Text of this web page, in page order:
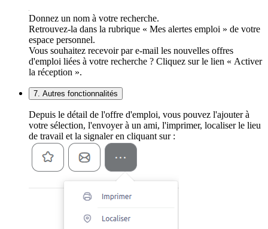
Donnez un nom à votre recherche.
Retrouvez-la dans la rubrique « Mes alertes emploi » de votre
espace personnel.
Vous souhaitez recevoir par e-mail les nouvelles offres
d'emploi liées à votre recherche ? Cliquez sur le lien « Activer
la réception ».
7. Autres fonctionnalités
Depuis le détail de l'offre d'emploi, vous pouvez l'ajouter à
votre sélection, l'envoyer à un ami, l'imprimer, localiser le lieu
de travail et la signaler en cliquant sur :